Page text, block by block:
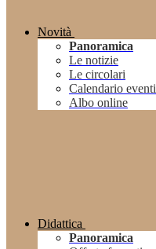
Novità
Panoramica
Le notizie
Le circolari
Calendario eventi
Albo online
Didattica
Panoramica